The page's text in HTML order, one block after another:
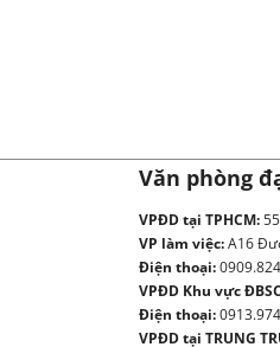
Văn phòng
VPĐD tại TPHCM:
VP làm việc:A16
Điện thoại:
VPĐD Khu vực
Điện thoại:
VPĐD tại TRUNG